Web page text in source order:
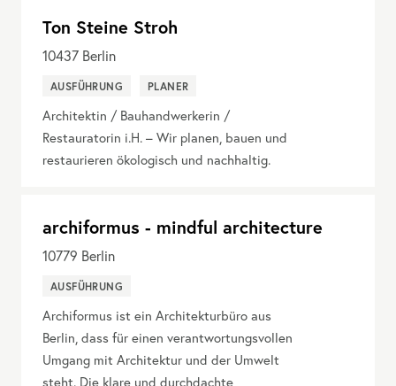
Ton Steine Stroh
10437 Berlin
AUSFÜHRUNG PLANER
Architektin / Bauhandwerkerin /
Restauratorin i.H. – Wir planen, bauen und
restaurieren ökologisch und nachhaltig.
archiformus - mindful architecture
10779 Berlin
AUSFÜHRUNG
Archiformus ist ein Architekturbüro aus
Berlin, dass für einen verantwortungsvollen
Umgang mit Architektur und der Umwelt
steht. Die klare und durchdachte